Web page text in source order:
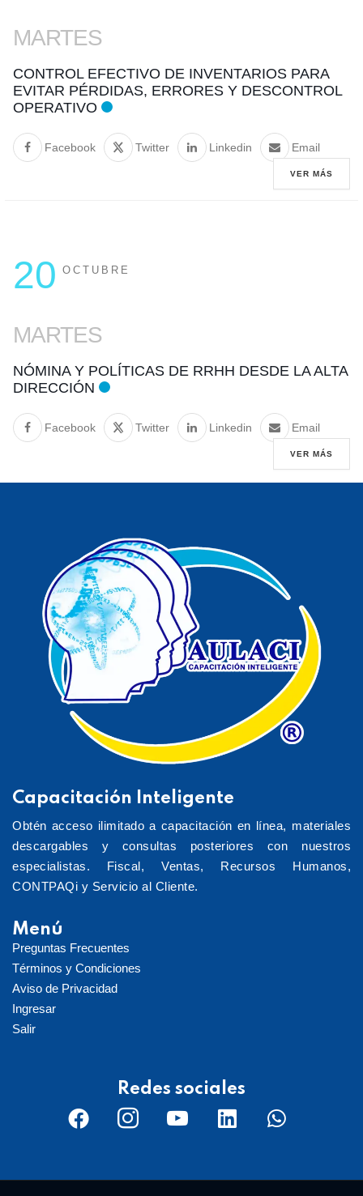
MARTES
CONTROL EFECTIVO DE INVENTARIOS PARA
EVITAR PÉRDIDAS, ERRORES Y DESCONTROL
OPERATIVO
Facebook Twitter Linkedin Email
VER MÁS
20 OCTUBRE
MARTES
NÓMINA Y POLÍTICAS DE RRHH DESDE LA ALTA
DIRECCIÓN
Facebook Twitter Linkedin Email
VER MÁS
Capacitación Inteligente
Obtén acceso ilimitado a capacitación en línea, materiales
descargables y consultas posteriores con nuestros
especialistas. Fiscal, Ventas, Recursos Humanos,
CONTPAQi y Servicio al Cliente.
Menú
Preguntas Frecuentes
Términos y Condiciones
Aviso de Privacidad
Ingresar
Salir
Redes sociales